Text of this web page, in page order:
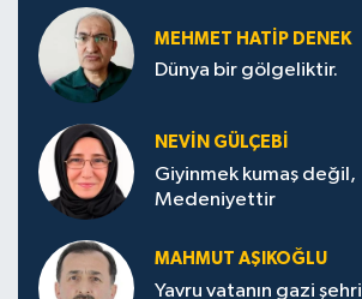
MEHMET HATİP DENEK
Dünya bir gölgeliktir.
NEVİN GÜLÇEBİ
Giyinmek kumaş değil,
Medeniyettir
MAHMUT AŞIKOĞLU
Yavru vatanın gazi şehri